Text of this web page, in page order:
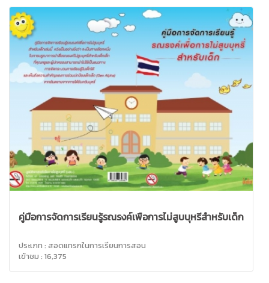
คู่มือการจัดการเรียนรู้รณรงค์เพื่อการไม่สูบบุหรี่สำหรับเด็ก
ประเภท : สอดแทรกในการเรียนการสอน
เข้าชม : 16,375